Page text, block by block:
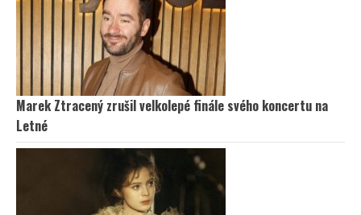
Marek Ztracený zrušil velkolepé finále svého koncertu na
Letné